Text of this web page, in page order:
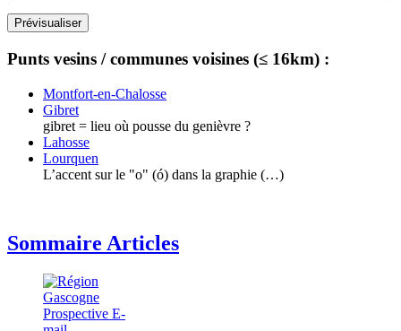
Punts vesins / communes voisines (≤ 16km) :
Montfort-en-Chalosse
Gibret
gibret = lieu où pousse du genièvre ?
Lahosse
Lourquen
L’accent sur le "o" (ó) dans la graphie (…)
Sommaire Articles